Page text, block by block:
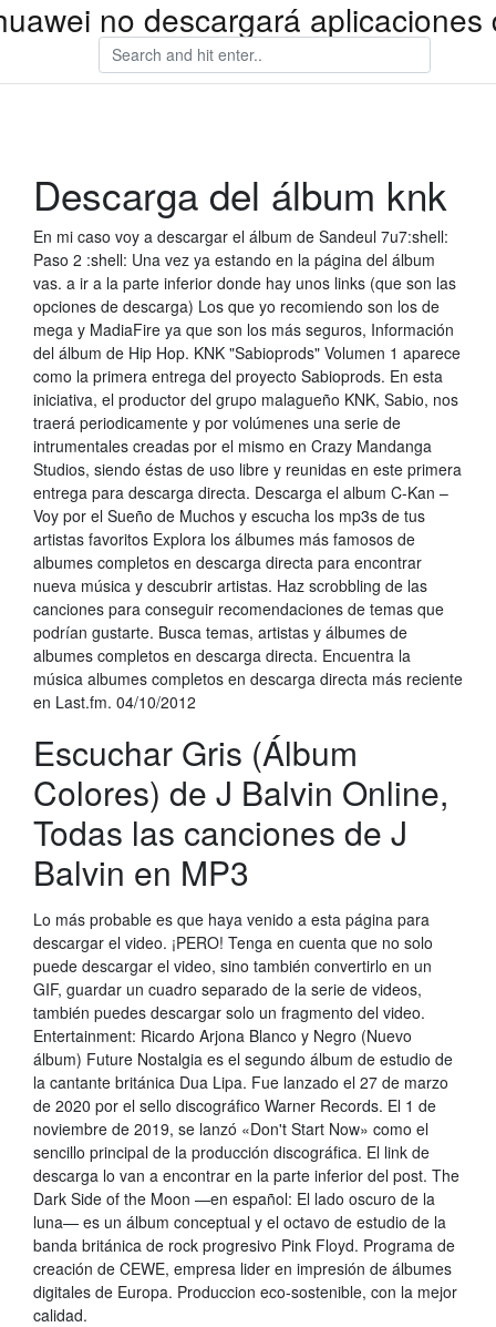
no descargará aplicaciones
Descarga del álbum knk
En mi caso voy a descargar el álbum de Sandeul 7u7:shell:
Paso 2 :shell: Una vez ya estando en la página del álbum
vas. a ir a la parte inferior donde hay unos links (que son las
opciones de descarga) Los que yo recomiendo son los de
mega y MadiaFire ya que son los más seguros, Información
del álbum de Hip Hop. KNK "Sabioprods" Volumen 1 aparece
como la primera entrega del proyecto Sabioprods. En esta
iniciativa, el productor del grupo malagueño KNK, Sabio, nos
traerá periodicamente y por volúmenes una serie de
intrumentales creadas por el mismo en Crazy Mandanga
Studios, siendo éstas de uso libre y reunidas en este primera
entrega para descarga directa. Descarga el album C-Kan –
Voy por el Sueño de Muchos y escucha los mp3s de tus
artistas favoritos Explora los álbumes más famosos de
albumes completos en descarga directa para encontrar
nueva música y descubrir artistas. Haz scrobbling de las
canciones para conseguir recomendaciones de temas que
podrían gustarte. Busca temas, artistas y álbumes de
albumes completos en descarga directa. Encuentra la
música albumes completos en descarga directa más reciente
en Last.fm. 04/10/2012
Escuchar Gris (Álbum
Colores) de J Balvin Online,
Todas las canciones de J
Balvin en MP3
Lo más probable es que haya venido a esta página para
descargar el video. ¡PERO! Tenga en cuenta que no solo
puede descargar el video, sino también convertirlo en un
GIF, guardar un cuadro separado de la serie de videos,
también puedes descargar solo un fragmento del video.
Entertainment: Ricardo Arjona Blanco y Negro (Nuevo
álbum) Future Nostalgia es el segundo álbum de estudio de
la cantante británica Dua Lipa. Fue lanzado el 27 de marzo
de 2020 por el sello discográfico Warner Records. El 1 de
noviembre de 2019, se lanzó «Don't Start Now» como el
sencillo principal de la producción discográfica. El link de
descarga lo van a encontrar en la parte inferior del post. The
Dark Side of the Moon —en español: El lado oscuro de la
luna— es un álbum conceptual y el octavo de estudio de la
banda británica de rock progresivo Pink Floyd. Programa de
creación de CEWE, empresa lider en impresión de álbumes
digitales de Europa. Produccion eco-sostenible, con la mejor
calidad.